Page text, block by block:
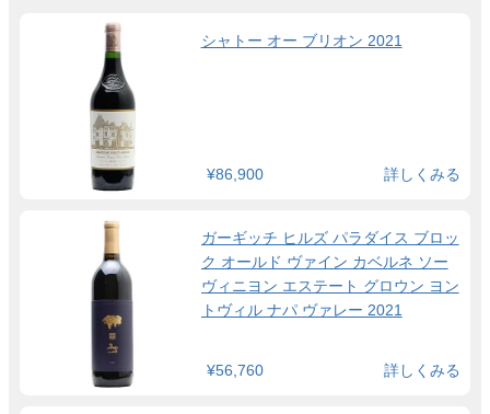
シャトー オー ブリオン 2021
¥86,900 詳しくみる
ガーギッチ ヒルズ パラダイス ブロッ
ク オールド ヴァイン カベルネ ソー
ヴィニヨン エステート グロウン ヨン
トヴィル ナパ ヴァレー 2021
¥56,760 詳しくみる